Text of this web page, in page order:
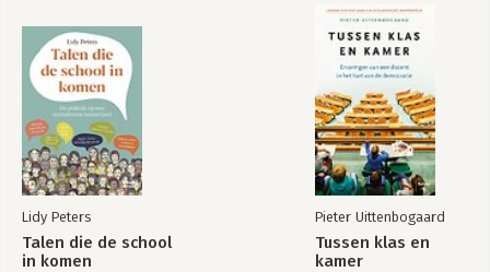
Lidy Peters
Talen die de school
in komen
Pieter Uittenbogaard
Tussen klas en
kamer